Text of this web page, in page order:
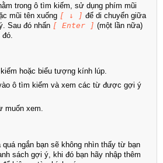
trong ô tìm kiếm, sử dụng phím mũi
mũi tên xuống [ ↓ ] để di chuyển giữa
Sau đó nhấn [ Enter ] (một lần nữa)
hoặc biểu tượng kính lúp.
ô tìm kiếm và xem các từ được gợi ý
muốn xem.
quá ngắn bạn sẽ không nhìn thấy từ bạn
sách gợi ý, khi đó bạn hãy nhập thêm